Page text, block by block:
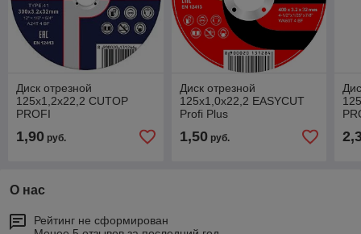
Диск отрезной
125х1,2х22,2 CUTOP
PROFI
1,90 руб.
Диск отрезной
125х1,0х22,2 EASYCUT
Profi Plus
1,50руб.
О нас
Рейтинг не сформирован